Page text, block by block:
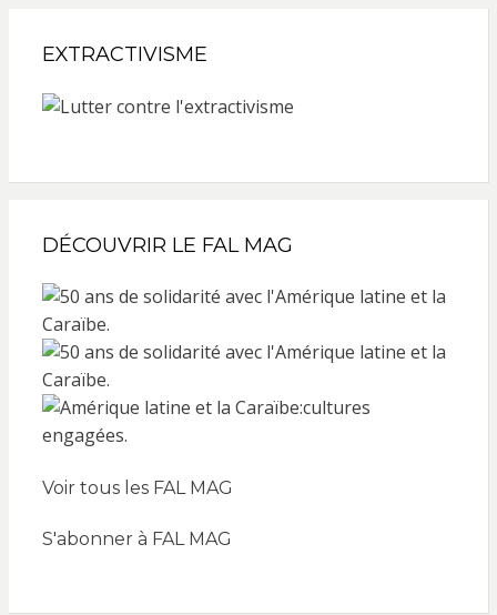
EXTRACTIVISME
DÉCOUVRIR LE FAL MAG
Voir tous les FAL MAG
S'abonner à FAL MAG